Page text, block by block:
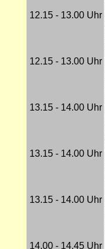
12.15 - 13.00 Uhr
12.15 - 13.00 Uhr
13.15 - 14.00 Uhr
13.15 - 14.00 Uhr
13.15 - 14.00 Uhr
14.00 - 14.45 Uhr